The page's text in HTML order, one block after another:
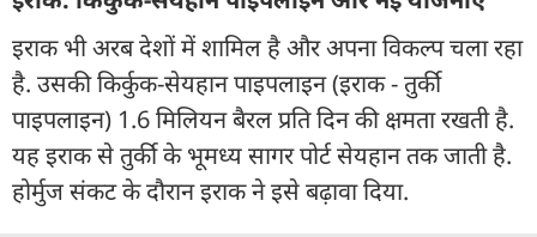
इराक भी अरब देशों में शामिल है और अपना विकल्प चला रहा
है. उसकी किर्कुक-सेयहान पाइपलाइन (इराक - तुर्की
पाइपलाइन) 1.6 मिलियन बैरल प्रति दिन की क्षमता रखती है.
यह इराक से तुर्की के भूमध्य सागर पोर्ट सेयहान तक जाती है.
होर्मुज संकट के दौरान इराक ने इसे बढ़ावा दिया.